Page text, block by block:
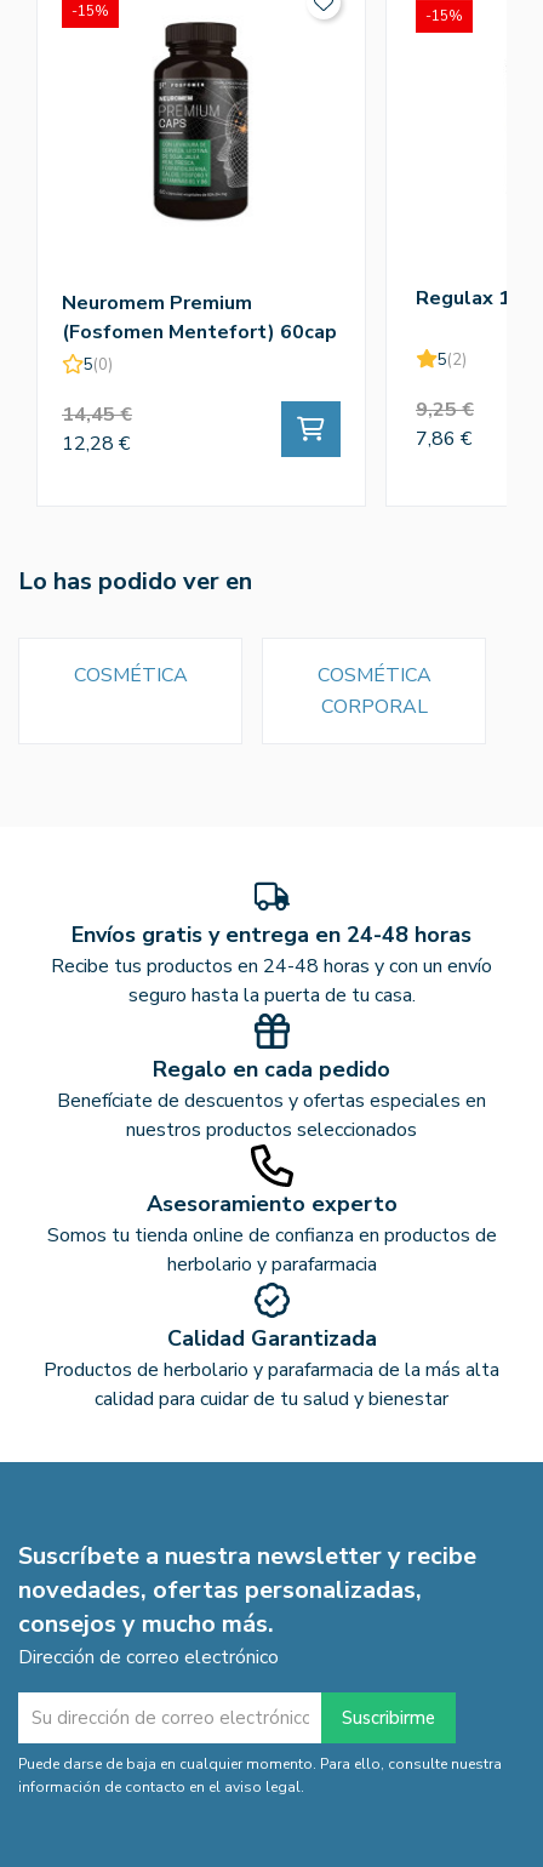
Neuromem Premium
(Fosfomen Mentefort) 60cap
5(0)
14,45 €
12,28 €
-15%
Regulax
5(2)
9,25 €
7,86 €
-15%
Lo has podido ver en
COSMÉTICA
COSMÉTICA
CORPORAL
Envíos gratis y entrega en 24-48 horas
Recibe tus productos en 24-48 horas y con un envío
seguro hasta la puerta de tu casa.
Regalo en cada pedido
Benefíciate de descuentos y ofertas especiales en
nuestros productos seleccionados
Asesoramiento experto
Somos tu tienda online de confianza en productos de
herbolario y parafarmacia
Calidad Garantizada
Productos de herbolario y parafarmacia de la más alta
calidad para cuidar de tu salud y bienestar
Suscríbete a nuestra newsletter y recibe
novedades, ofertas personalizadas,
consejos y mucho más.
Dirección de correo electrónico
Puede darse de baja en cualquier momento. Para ello, consulte nuestra
información de contacto en el aviso legal.